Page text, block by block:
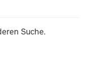
Suche.